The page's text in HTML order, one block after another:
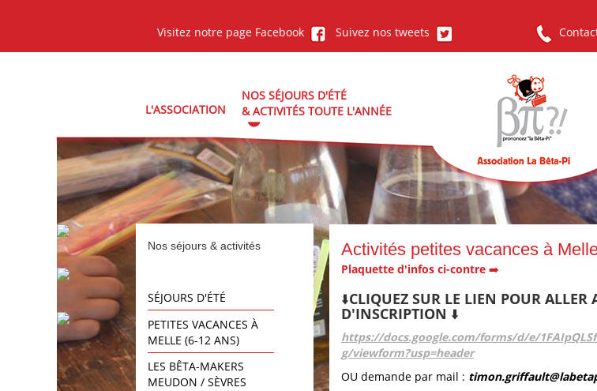
Visitez notre page Facebook
Suivez nos tweets
L'ASSOCIATION
NOS SÉJOURS D'ÉTÉ
& ACTIVITÉS TOUTE L'ANNÉE
Nos séjours & activités
SÉJOURS D'ÉTÉ
PETITES VACANCES À
MELLE (6-12 ANS)
LES BÊTA-MAKERS
MEUDON / SÈVRES
Activités petites vacances à
Plaquette d'infos ci-contre ➡️
⬇️​CLIQUEZ SUR LE LIEN POUR ALLER
D'INSCRIPTION ⬇️​
https://docs.google.com/forms/d/e/
g/viewform?usp=header
OU demande par mail :